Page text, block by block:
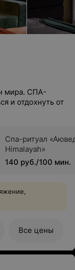
мира. СПА-
и отдохнуть от
Спа-ритуал
Himalayah»
140 руб./100 мин.
Все цены